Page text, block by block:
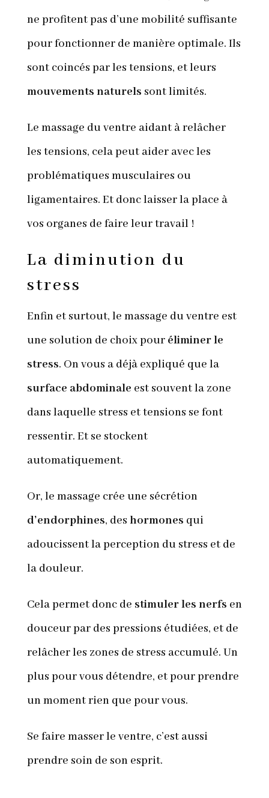
ne profitent pas d’une mobilité suffisante
pour fonctionner de manière optimale. Ils
sont coincés par les tensions, et leurs
mouvements naturels sont limités.
Le massage du ventre aidant à relâcher
les tensions, cela peut aider avec les
problématiques musculaires ou
ligamentaires. Et donc laisser la place à
vos organes de faire leur travail !
La diminution du
stress
Enfin et surtout, le massage du ventre est
une solution de choix pour éliminer le
stress. On vous a déjà expliqué que la
surface abdominale est souvent la zone
dans laquelle stress et tensions se font
ressentir. Et se stockent
automatiquement.
Or, le massage crée une sécrétion
d’endorphines, des hormones qui
adoucissent la perception du stress et de
la douleur.
Cela permet donc de stimuler les nerfs en
douceur par des pressions étudiées, et de
relâcher les zones de stress accumulé. Un
plus pour vous détendre, et pour prendre
un moment rien que pour vous.
Se faire masser le ventre, c’est aussi
prendre soin de son esprit.